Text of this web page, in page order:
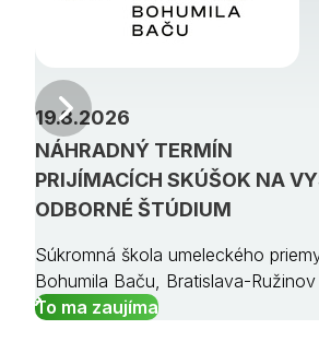
NÁHRADNÝ TERMÍN
PRIJÍMACÍCH SKÚŠOK NA
ODBORNÉ ŠTÚDIUM
19.8.2026
Súkromná škola umeleckého
Bohumila Baču, Bratislava-Ružinov
To ma zaujíma
Predchádzajúci